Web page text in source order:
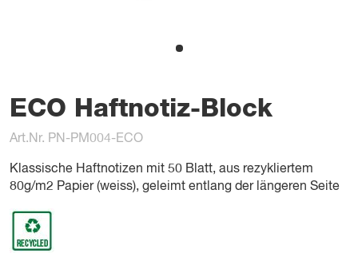
ECO Haftnotiz-Block
Art.Nr. PN-PM004-ECO
Klassische Haftnotizen mit 50 Blatt, aus rezykliertem
80g/m2 Papier (weiss), geleimt entlang der längeren Seite